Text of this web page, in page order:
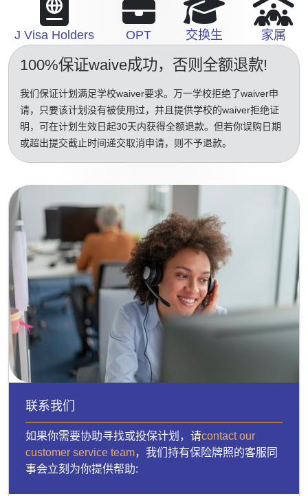
J Visa Holders OPT 交换生 家属
100%保证waive成功，否则全额退款!
我们保证计划满足学校waiver要求。万一学校拒绝了waiver申
请，只要该计划没有被使用过，并且提供学校的waiver拒绝证
明，可在计划生效日起30天内获得全额退款。但若你误购日期
或超出提交截止时间递交取消申请，则不予退款。
联系我们
如果你需要协助寻找或投保计划，请contact our
customer service team，我们持有保险牌照的客服同
事会立刻为你提供帮助: